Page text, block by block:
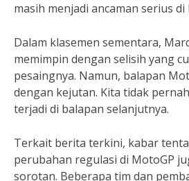
masih menjadi ancaman serius di
Dalam klasemen sementara,
memimpin dengan selisih yang
pesaingnya. Namun, balapan
dengan kejutan. Kita tidak
terjadi di balapan selanjutnya.
Terkait berita terkini, kabar
perubahan regulasi di MotoGP
sorotan. Beberapa tim dan